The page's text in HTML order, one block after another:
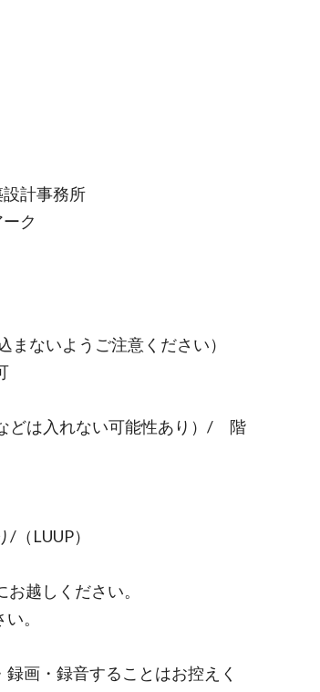
計事務所
ク
ないようご注意ください）
どは入れない可能性あり）/ 階
（LUUP）
越しください。
。
画・録音することはお控えく